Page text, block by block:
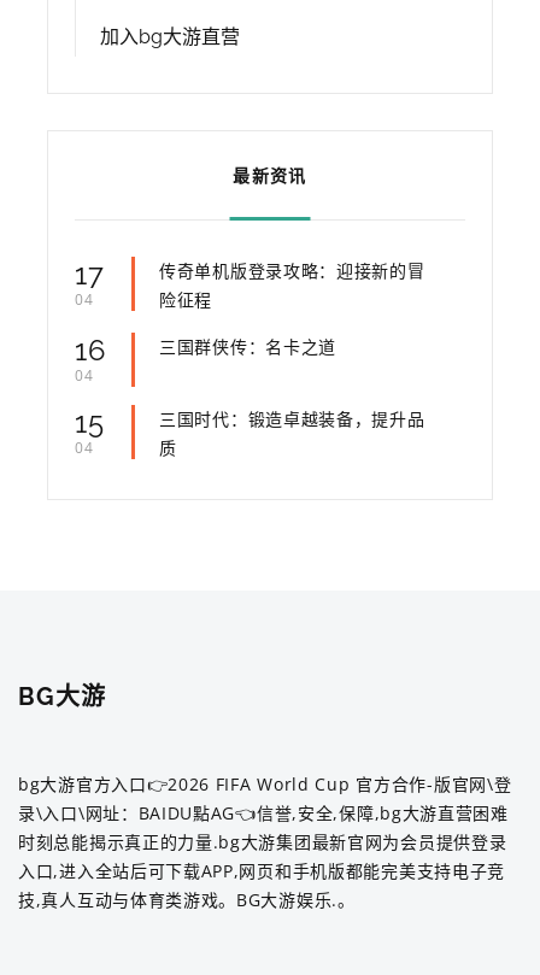
加入bg大游直营
最新资讯
17
04
传奇单机版登录攻略：迎接新的冒
险征程
16
04
三国群侠传：名卡之道
15
04
三国时代：锻造卓越装备，提升品
质
BG大游
bg大游官方入口👉2026 FIFA World Cup 官方合作-版官网\登
录\入口\网址：BAIDU點AG👈信誉,安全,保障,bg大游直营困难
时刻总能揭示真正的力量.bg大游集团最新官网为会员提供登录
入口,进入全站后可下载APP,网页和手机版都能完美支持电子竞
技,真人互动与体育类游戏。BG大游娱乐.。